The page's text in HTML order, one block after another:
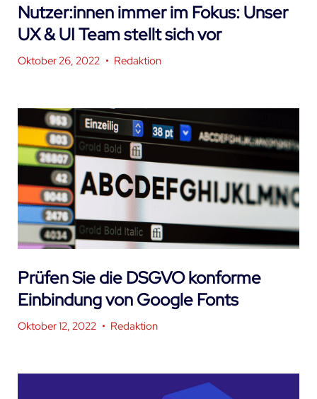
Nutzer:innen immer im Fokus: Unser
UX & UI Team stellt sich vor
Oktober 26, 2022 • Redaktion
Prüfen Sie die DSGVO konforme
Einbindung von Google Fonts
Oktober 12, 2022 • Redaktion